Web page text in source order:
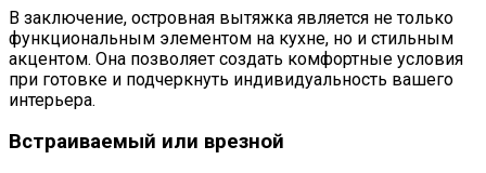
В заключение, островная вытяжка является не только
функциональным элементом на кухне, но и стильным
акцентом. Она позволяет создать комфортные условия
при готовке и подчеркнуть индивидуальность вашего
интерьера.
Встраиваемый или врезной